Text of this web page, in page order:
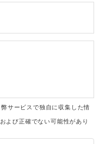
サービスで独自に収集した情
よび正確でない可能性があり